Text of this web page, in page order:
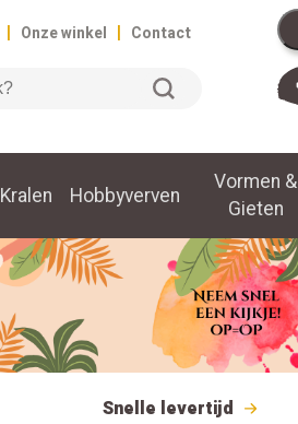
| Onze winkel | Contact
Kralen Hobbyverven
Vormen &
Gieten
Snelle levertijd